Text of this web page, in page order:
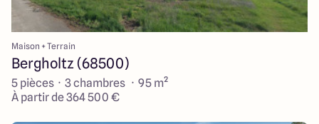
Maison + Terrain
Bergholtz (68500)
5 pièces · 3 chambres · 95 m²
À partir de 364 500 €